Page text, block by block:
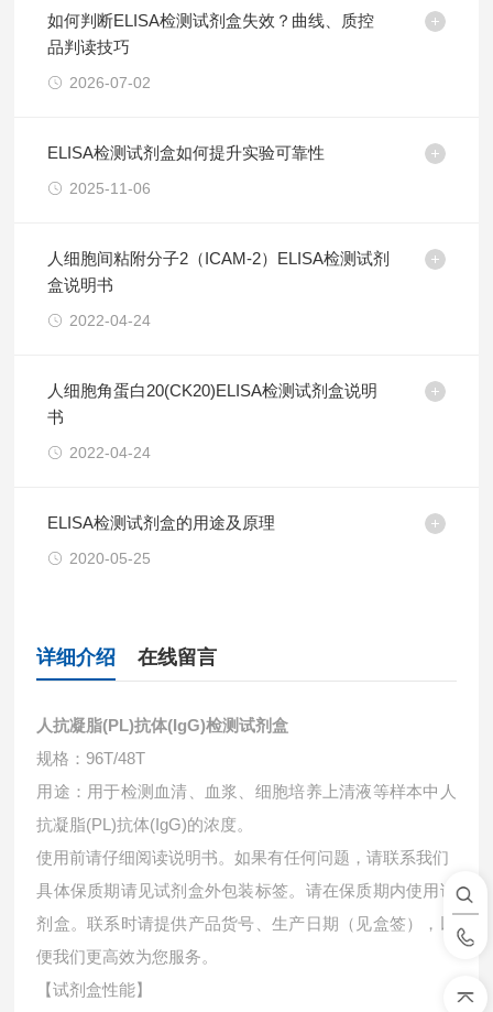
如何判断ELISA检测试剂盒失效？曲线、质控
品判读技巧
2026-07-02
ELISA检测试剂盒如何提升实验可靠性
2025-11-06
人细胞间粘附分子2（ICAM-2）ELISA检测试剂
盒说明书
2022-04-24
人细胞角蛋白20(CK20)ELISA检测试剂盒说明
书
2022-04-24
ELISA检测试剂盒的用途及原理
2020-05-25
详细介绍 在线留言
人抗凝脂(PL)抗体(IgG)检测试剂盒
规格：96T/48T
用途：用于检测血清、血浆、细胞培养上清液等样本中 人
抗凝脂(PL)抗体(IgG)的浓度。
使用前请仔细阅读说明书。如果有任何问题，请联系我们
具体保质期请见试剂盒外包装标签。请在保质期内使用试
剂盒。联系时请提供产品货号、生产日期（见盒签），以
便我们更高效为您服务。
【试剂盒性能】